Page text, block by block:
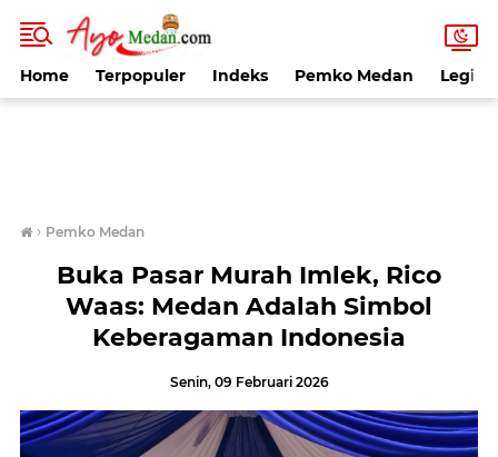
Home Terpopuler Indeks Pemko Medan
› Pemko Medan
Buka Pasar Murah Imlek, Rico
Waas: Medan Adalah Simbol
Keberagaman Indonesia
Senin, 09 Februari 2026